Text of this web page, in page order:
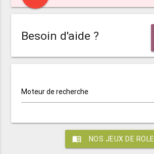
Besoin d'aide ?
Moteur de recherche
menu_book NOS JEUX DE ROLE